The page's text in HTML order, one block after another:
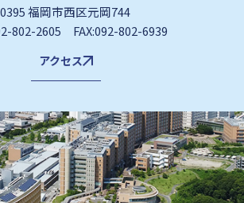
福岡市西区元岡744
802-2605 FAX:092-802-6939
アクセス